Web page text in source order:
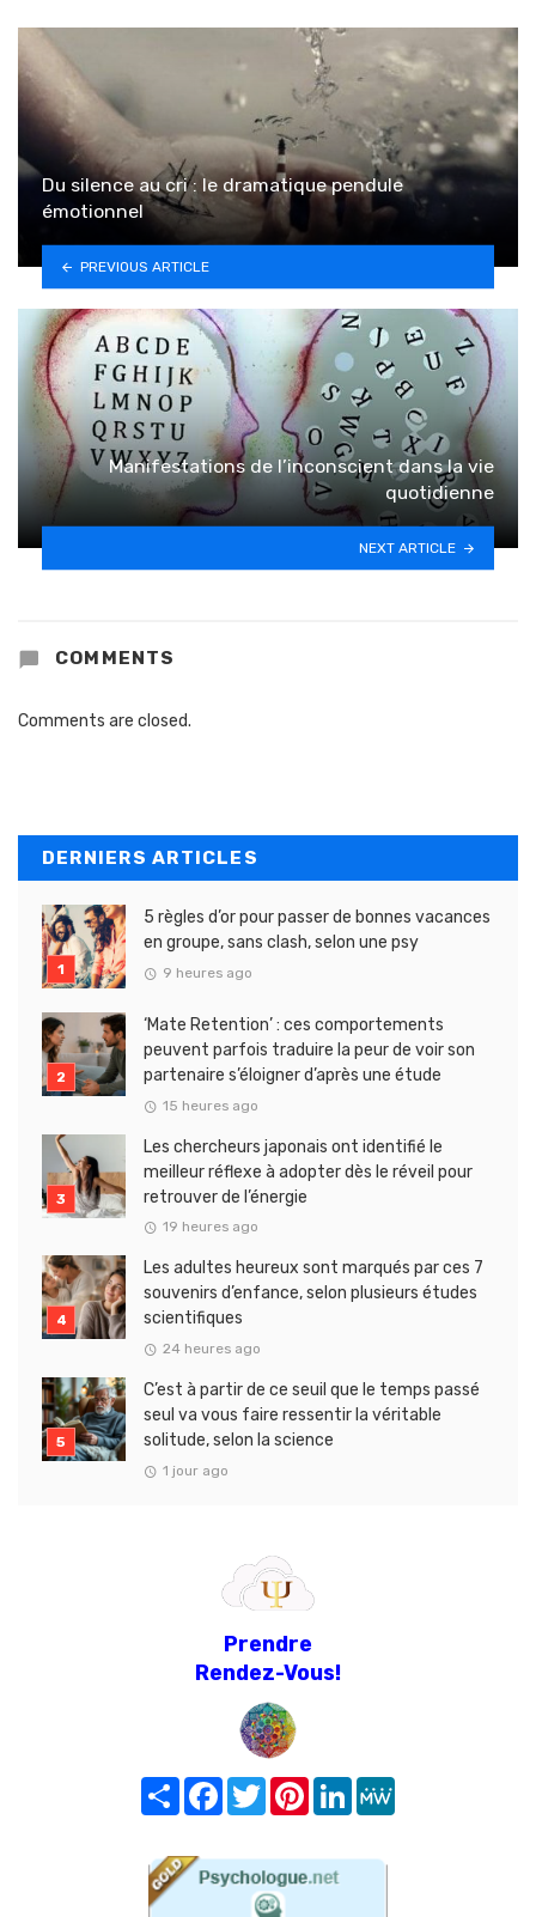
Du silence au cri : le dramatique pendule
émotionnel
PREVIOUS ARTICLE
Manifestations de l’inconscient dans la vie
quotidienne
NEXT ARTICLE
COMMENTS
Comments are closed.
DERNIERS ARTICLES
5 règles d’or pour passer de bonnes vacances
en groupe, sans clash, selon une psy
9 heures ago
‘Mate Retention’ : ces comportements
peuvent parfois traduire la peur de voir son
partenaire s’éloigner d’après une étude
15 heures ago
Les chercheurs japonais ont identifié le
meilleur réflexe à adopter dès le réveil pour
retrouver de l’énergie
19 heures ago
Les adultes heureux sont marqués par ces 7
souvenirs d’enfance, selon plusieurs études
scientifiques
24 heures ago
C’est à partir de ce seuil que le temps passé
seul va vous faire ressentir la véritable
solitude, selon la science
1 jour ago
Prendre
Rendez-Vous!
Share FacebookTwitterPinterest
LinkedIn